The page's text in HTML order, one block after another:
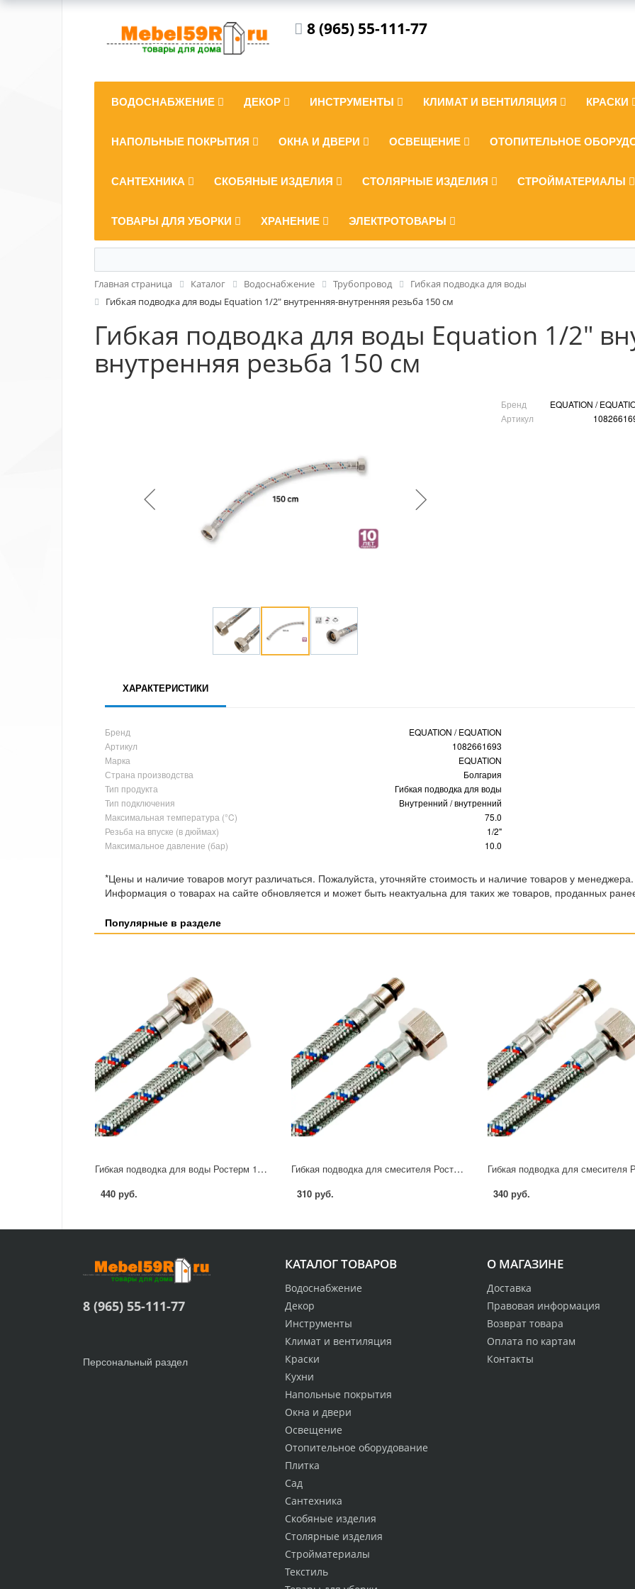
8 (965) 55-111-77
ВОДОСНАБЖЕНИЕ ДЕКОР ИНСТРУМЕНТЫ КЛИМАТ И ВЕНТИЛЯЦИЯ КРАСКИ
НАПОЛЬНЫЕ ПОКРЫТИЯ ОКНА И ДВЕРИ ОСВЕЩЕНИЕ ОТОПИТЕЛЬНОЕ
САНТЕХНИКА СКОБЯНЫЕ ИЗДЕЛИЯ СТОЛЯРНЫЕ ИЗДЕЛИЯ СТРОЙМАТЕРИАЛЫ
ТОВАРЫ ДЛЯ УБОРКИ ХРАНЕНИЕ ЭЛЕКТРОТОВАРЫ
Главная страница Каталог Водоснабжение Трубопровод
Гибкая подводка для воды
Гибкая подводка для воды Equation 1/2" внутренняя-внутренняя резьба 150 см
Гибкая подводка для воды Equation 1/2"
внутренняя резьба 150 см
Бренд
EQUATION /
Артикул
ХАРАКТЕРИСТИКИ
Бренд
EQUATION / EQUATION
Артикул
1082661693
Марка
EQUATION
Страна производства
Болгария
Тип продукта
Гибкая подводка для воды
Тип подключения
Внутренний / внутренний
Максимальная температура (°C)
75.0
Резьба на впуске (в дюймах)
1/2"
Максимальное давление (бар)
10.0
*Цены и наличие товаров могут различаться. Пожалуйста, уточняйте стоимость и наличие товаров у менеджера.
Информация о товарах на сайте обновляется и может быть неактуальна для таких же товаров, проданных
Популярные в разделе
Гибкая подводка для воды Ростерм 1/2" 60 см НР-ВР
440 руб.
Гибкая подводка для смесителя Ростерм 1/2" М10x15 40 см НР-ВР
310 руб. 340 руб.
О МАГАЗИНЕ
Доставка
Правовая информация
Возврат товара
Оплата по картам
Контакты
КАТАЛОГ ТОВАРОВ
Водоснабжение
Декор
Инструменты
Климат и вентиляция
Краски
Кухни
Напольные покрытия
Окна и двери
Освещение
Отопительное оборудование
Плитка
Сад
Сантехника
Скобяные изделия
Столярные изделия
Стройматериалы
Текстиль
8 (965) 55-111-77
Персональный раздел